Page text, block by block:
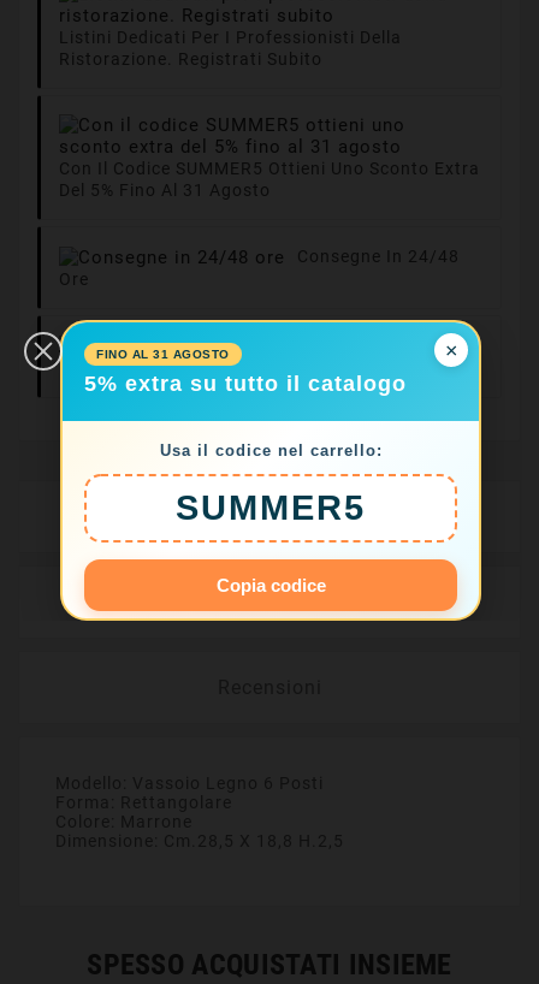
Listini Dedicati Per I Professionisti Della
Ristorazione. Registrati Subito
Con Il Codice SUMMER5 Ottieni Uno Sconto Extra
Del 5% Fino Al 31 Agosto
Consegne In 24/48
Ore
Resi Facili Entro
14 Giorni
Descrizione
Dettagli del prodotto
SPESSO ACQUISTATI INSIEME
×
FINO AL 31 AGOSTO
5% extra su tutto il catalogo
Usa il codice nel carrello:
SUMMER5
Copia codice